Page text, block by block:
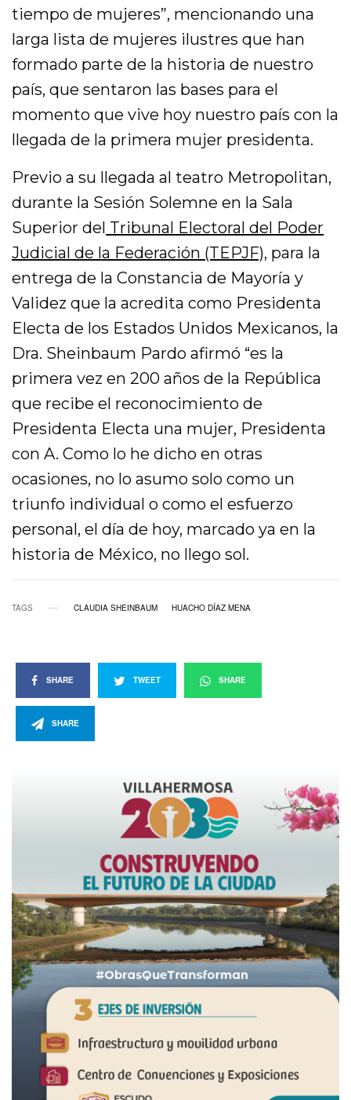
tiempo de mujeres”, mencionando una
larga lista de mujeres ilustres que han
formado parte de la historia de nuestro
país, que sentaron las bases para el
momento que vive hoy nuestro país con la
llegada de la primera mujer presidenta.
Previo a su llegada al teatro Metropolitan,
durante la Sesión Solemne en la Sala
Superior del Tribunal Electoral del Poder
Judicial de la Federación (TEPJF), para la
entrega de la Constancia de Mayoría y
Validez que la acredita como Presidenta
Electa de los Estados Unidos Mexicanos, la
Dra. Sheinbaum Pardo afirmó “es la
primera vez en 200 años de la República
que recibe el reconocimiento de
Presidenta Electa una mujer, Presidenta
con A. Como lo he dicho en otras
ocasiones, no lo asumo solo como un
triunfo individual o como el esfuerzo
personal, el día de hoy, marcado ya en la
historia de México, no llego sol.
TAGS CLAUDIA SHEINBAUM HUACHO DÍAZ MENA
SHARE TWEET SHARE
SHARE